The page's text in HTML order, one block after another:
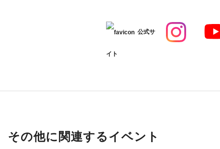
公式サ
イト
その他に関連するイベント